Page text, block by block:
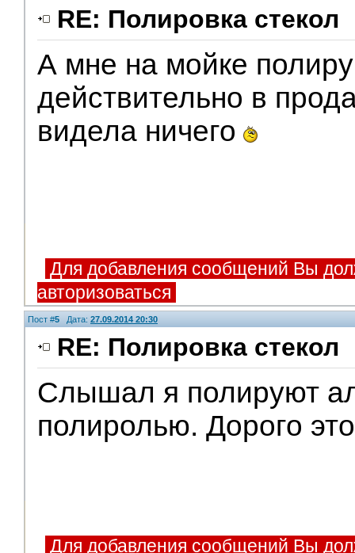
RE: Полировка стекол
А мне на мойке
действительно в
видела ничего
Для добавления сообщений Вы
авторизоваться
Пост #5 Дата: 27.09.2014 20:30
RE: Полировка стекол
Слышал я полируют
полиролью. Дорого
Для добавления сообщений Вы